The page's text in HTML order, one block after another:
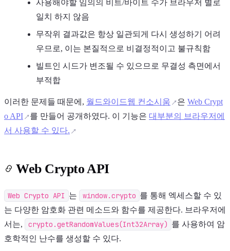
사용해야할 임의의 비트/바이트 수가 브라우저 별로
일치 하지 않음
무작위 결과값은 항상 일관되게 다시 생성하기 어려
우므로, 이는 본질적으로 비결정적이고 불규칙함
빌트인 시드가 변조될 수 있으므로 무결성 측면에서
부적합
이러한 문제들 때문에, 월드와이드웹 컨소시움 은 Web Crypt
o API
를 만들어 공개하였다. 이 기능은 대부분의 브라우저에
서 사용할 수 있다.
Web Crypto API
Web Crypto API 는 window.crypto 를 통해 엑세스할 수 있
는 다양한 암호화 관련 메소드와 함수를 제공한다. 브라우저에
서는,
crypto.getRandomValues(Int32Array) 를 사용하여 암
호학적인 난수를 생성할 수 있다.